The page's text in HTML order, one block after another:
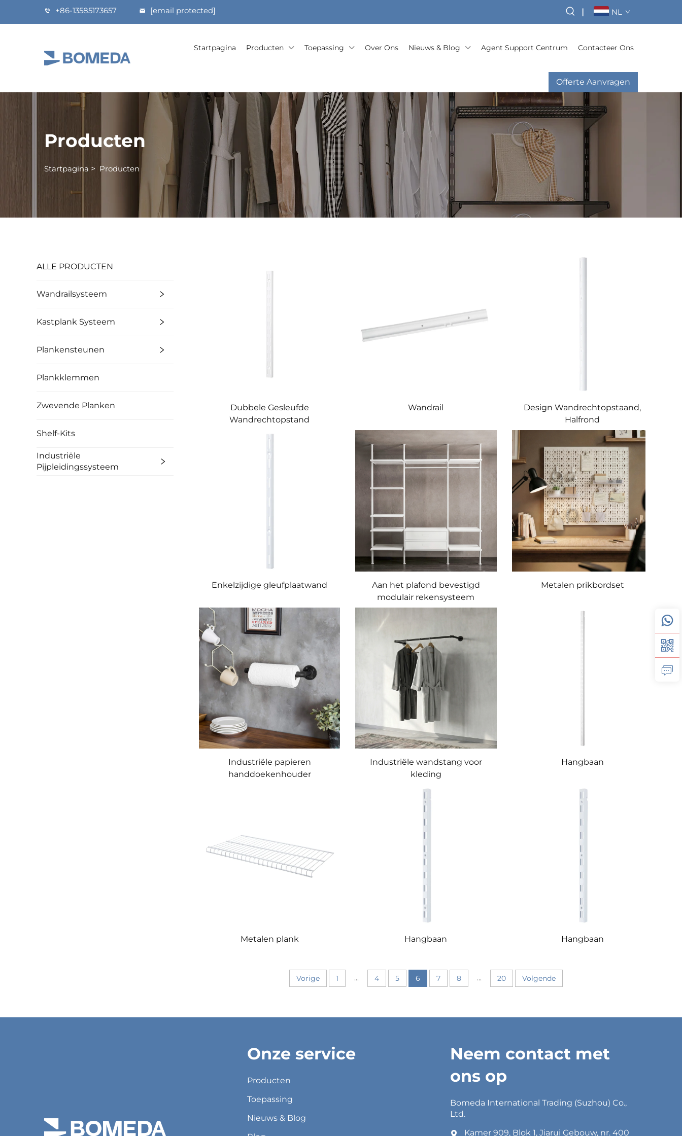
+86-13585173657 [email protected] | NL
Startpagina Producten Toepassing Over Ons Nieuws & Blog Agent Support Centrum Contacteer Ons
Offerte Aanvragen
Producten
Startpagina > Producten
ALLE PRODUCTEN
Wandrailsysteem
Kastplank Systeem
Plankensteunen
Plankklemmen
Zwevende Planken
Shelf-Kits
Industriële
Pijpleidingssysteem
Dubbele Gesleufde
Wandrechtopstand
Wandrail
Design Wandrechtopstaand,
Halfrond
Enkelzijdige gleufplaatwand
Aan het plafond bevestigd
modulair rekensysteem
Metalen prikbordset
Industriële papieren
handdoekenhouder
Industriële wandstang voor
kleding
Hangbaan
Metalen plank Hangbaan Hangbaan
Vorige 1 ... 4 5 6 7 8 ... 20 Volgende
Onze service
Producten
Toepassing
Nieuws & Blog
Neem contact met
ons op
Bomeda International Trading (Suzhou) Co.,
Ltd.
Kamer 909, Blok 1, Jiarui Gebouw, nr. 400